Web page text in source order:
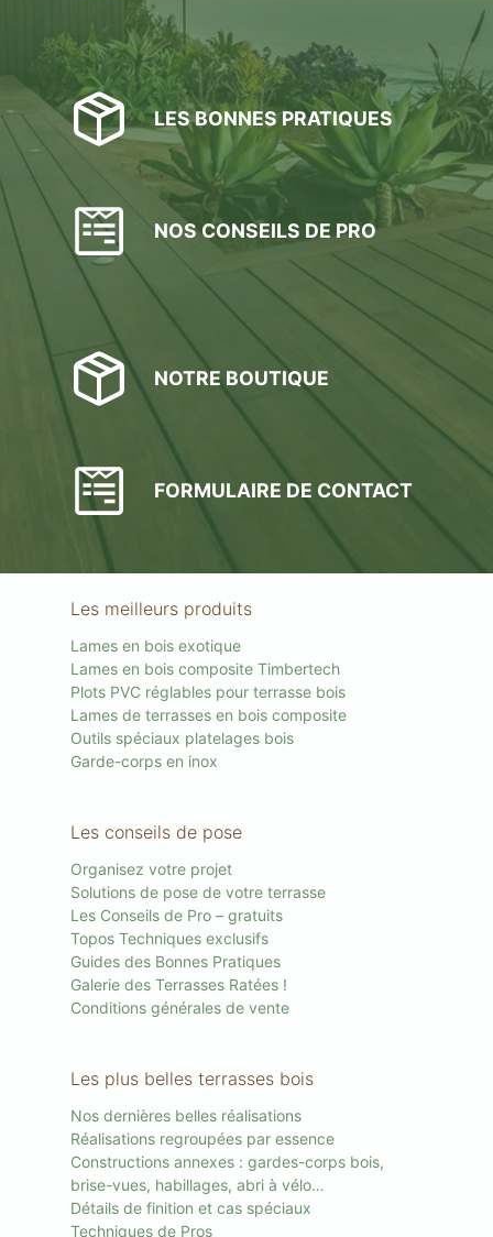
LES BONNES PRATIQUES
NOS CONSEILS DE PRO
NOTRE BOUTIQUE
FORMULAIRE DE CONTACT
Les meilleurs produits
Lames en bois exotique
Lames en bois composite Timbertech
Plots PVC réglables pour terrasse bois
Lames de terrasses en bois composite
Outils spéciaux platelages bois
Garde-corps en inox
Les conseils de pose
Organisez votre projet
Solutions de pose de votre terrasse
Les Conseils de Pro – gratuits
Topos Techniques exclusifs
Guides des Bonnes Pratiques
Galerie des Terrasses Ratées !
Conditions générales de vente
Les plus belles terrasses bois
Nos dernières belles réalisations
Réalisations regroupées par essence
Constructions annexes : gardes-corps bois,
brise-vues, habillages, abri à vélo…
Détails de finition et cas spéciaux
Techniques de Pros